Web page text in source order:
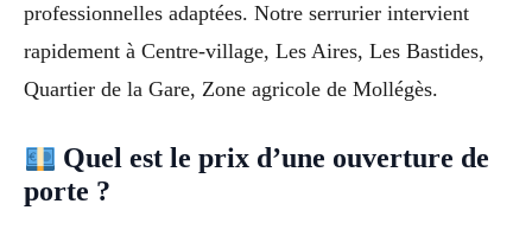
professionnelles adaptées. Notre serrurier intervient
rapidement à Centre-village, Les Aires, Les Bastides,
Quartier de la Gare, Zone agricole de Mollégès.
Quel est le prix d’une ouverture de
porte ?